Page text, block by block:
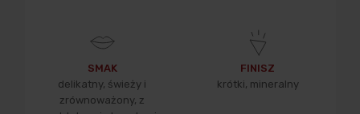
SMAK
delikatny, świeży i
zrównoważony, z
FINISZ
krótki, mineralny